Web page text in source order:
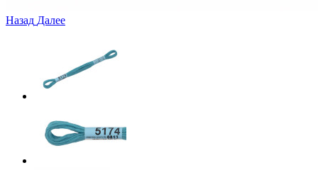
Назад Далее